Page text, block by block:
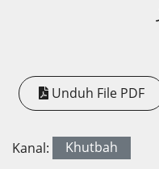
Unduh File PDF
Kanal: Khutbah